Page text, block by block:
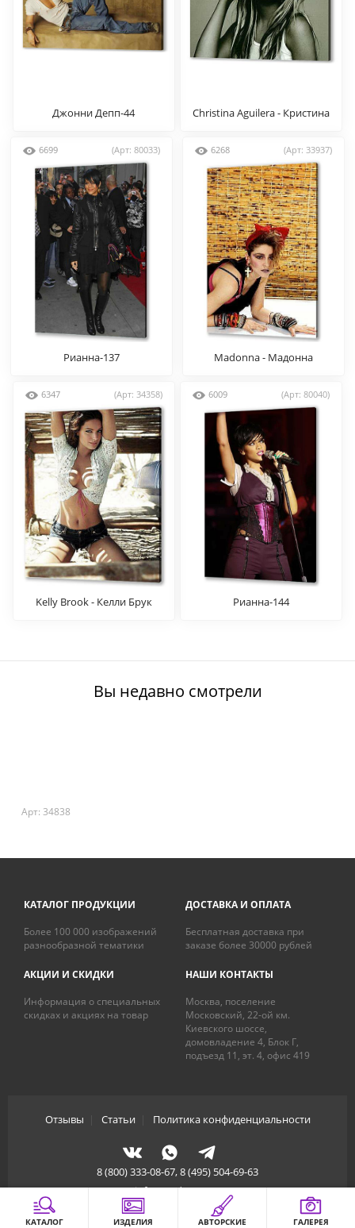
КАТАЛОГ ИЗДЕЛИЯ АВТОРСКИЕ ГАЛЕРЕЯ
Джонни Депп-44
Christina Aguilera - Кристина
6699 (Арт: 80033)
Рианна-137
6268 (Арт: 33937)
Madonna - Мадонна
6347 (Арт: 34358)
Kelly Brook - Келли Брук
6009 (Арт: 80040)
Рианна-144
Вы недавно смотрели
Арт: 34838
КАТАЛОГ ПРОДУКЦИИ
Более 100 000 изображений
разнообразной тематики
ДОСТАВКА И ОПЛАТА
Бесплатная доставка при
заказе более 30000 рублей
АКЦИИ И СКИДКИ
Информация о специальных
скидках и акциях на товар
НАШИ КОНТАКТЫ
Москва, поселение
Московский, 22-ой км.
Киевского шоссе,
домовладение 4, Блок Г,
подъезд 11, эт. 4, офис 419
Отзывы Статьи| Политика конфиденциальности
8 (800) 333-08-67, 8 (495) 504-69-63
info@artdecory.ru